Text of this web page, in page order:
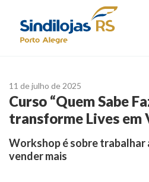
11 de julho de 2025
Curso “Quem Sabe
transforme Lives em
Workshop é sobre trabalhar
vender mais